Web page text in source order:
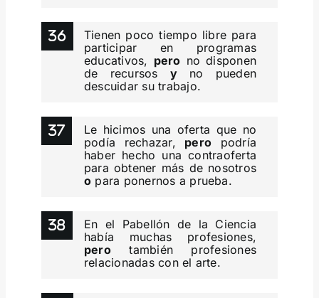
Tienen poco tiempo libre para
participar en programas
educativos, pero no disponen
de recursos yno pueden
descuidar su trabajo.
Le hicimos una oferta que no
podía rechazar, pero podría
haber hecho una contraoferta
para obtener más de nosotros
o para ponernos a prueba.
En el Pabellón de la Ciencia
había muchas profesiones,
perotambién profesiones
relacionadas con el arte.